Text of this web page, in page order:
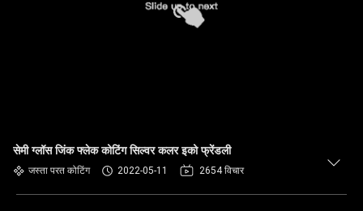
सेमी ग्लॉस जिंक फ्लेक कोटिंग सिल्वर कलर इको फ्रेंडली
जस्ता परत कोटिंग 2022-05-11 2654 विचार